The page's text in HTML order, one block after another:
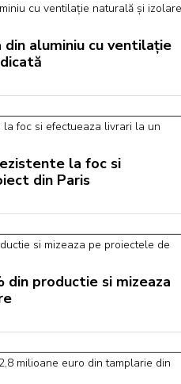
aluminiu cu ventilație
la foc si
din Paris
din productie si mizeaza